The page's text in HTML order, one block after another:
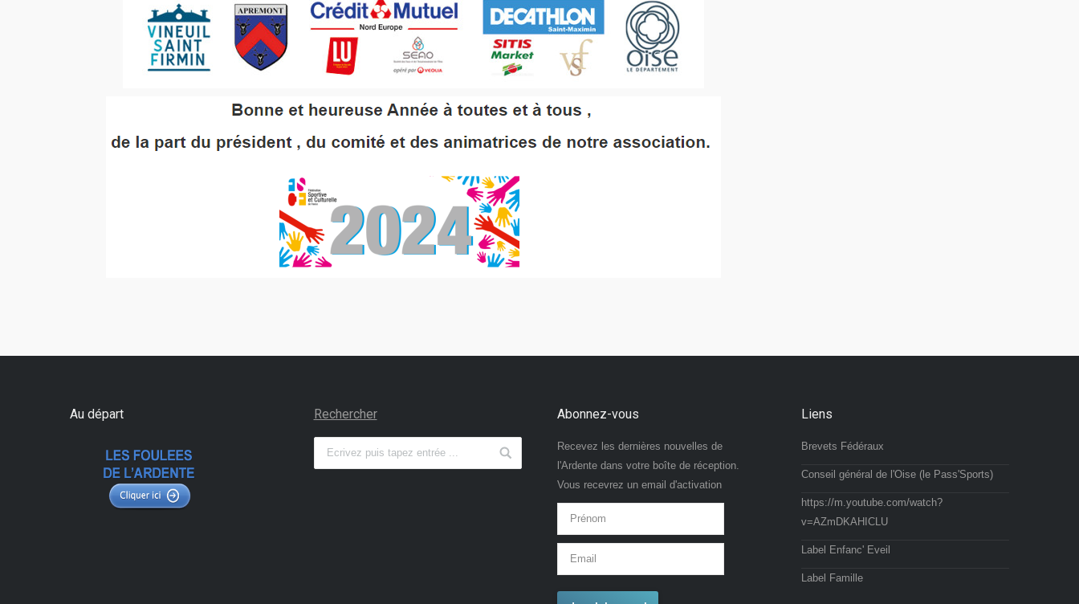
Au départ Rechercher Abonnez-vous
Recevez les dernières nouvelles de
l'Ardente dans votre boîte de réception.
Vous recevrez un email d'activation
Liens
Brevets Fédéraux
Conseil général de l'Oise (le Pass'Sports)
https://m.youtube.com/watch?
v=AZmDKAHICLU
Label Enfanc' Eveil
Label Famille